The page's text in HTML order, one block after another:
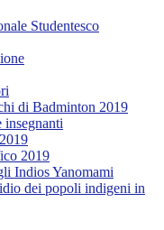
Studentesco
di Badminton 2019
insegnanti
2019
Indios Yanomami
dei popoli indigeni in